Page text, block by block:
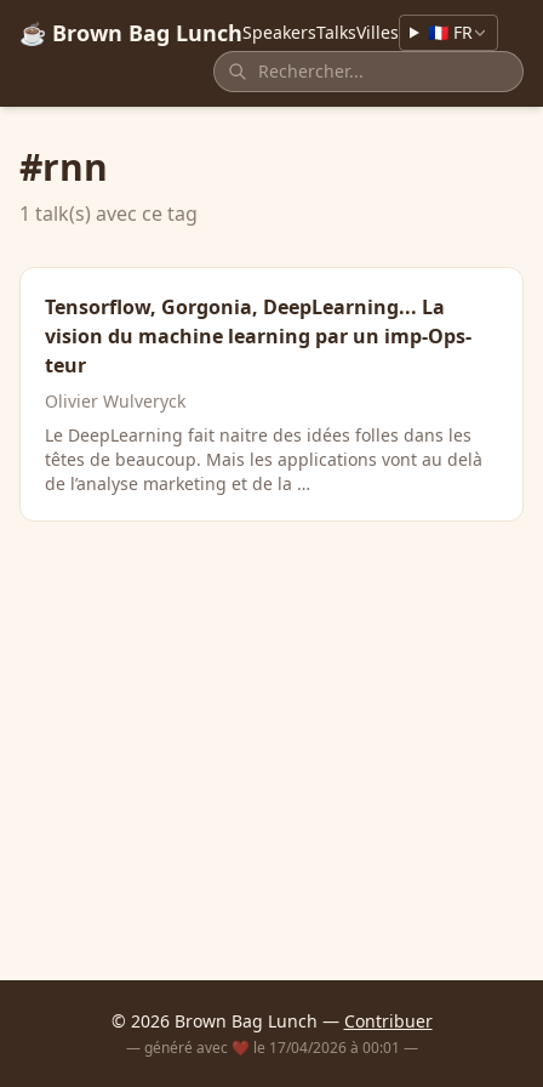
☕ Brown Bag LunchSpeakersTalksVilles 🇫🇷 FR
#rnn
1 talk(s) avec ce tag
Tensorflow, Gorgonia, DeepLearning... La
vision du machine learning par un imp-Ops-
teur
Olivier Wulveryck
Le DeepLearning fait naitre des idées folles dans les
têtes de beaucoup. Mais les applications vont au delà
de l’analyse marketing et de la …
© 2026 Brown Bag Lunch — Contribuer
— généré avec ❤️ le 17/04/2026 à 00:01 —